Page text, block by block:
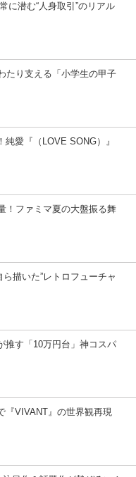
に潜む“人身取引”のリアル
たり支える「小学生の甲子
愛『（LOVE SONG）』
！ファミマ夏の大盤振る舞
描いた”レトロフューチャ
推す「10万円台」神コスパ
『VIVANT』の世界観再現